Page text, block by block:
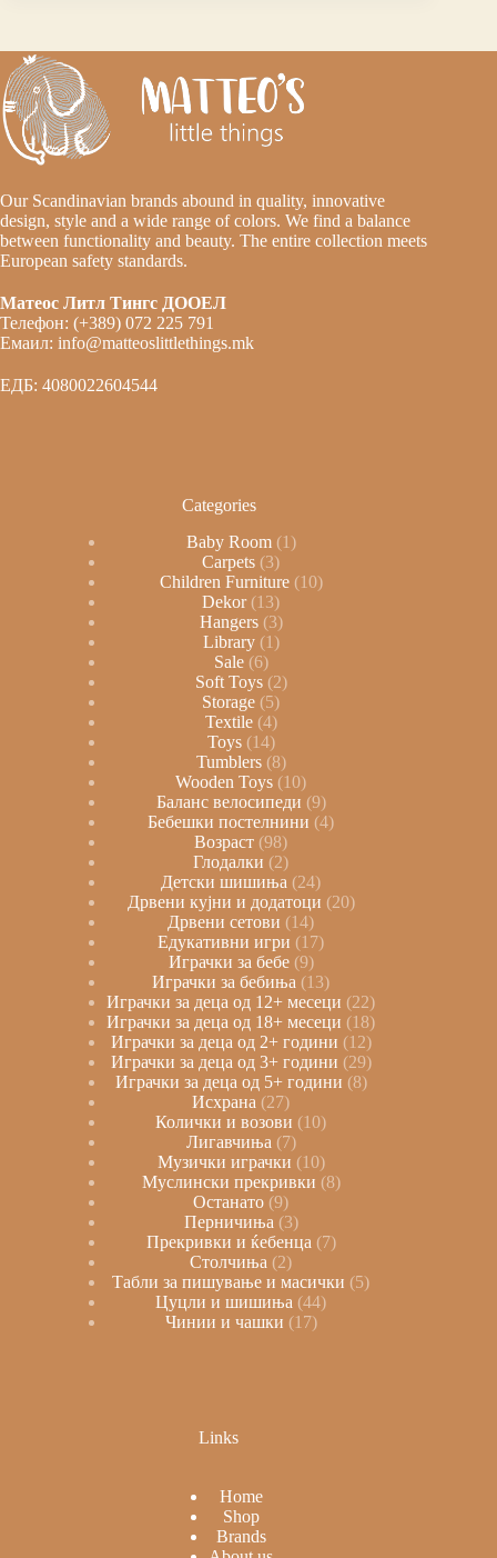
Our Scandinavian brands abound in quality, innovative
design, style and a wide range of colors. We find a balance
between functionality and beauty. The entire collection meets
European safety standards.
Матеос Литл Тингс ДООЕЛ
Телефон: (+389) 072 225 791
Емаил: info@matteoslittlethings.mk
ЕДБ: 4080022604544
Categories
Baby Room 1
Carpets 3
Children Furniture 10
Dekor
13
Hangers 3
Library 1
Sale 6
Soft Toys 2
Storage 5
Textile 4
Toys 14
Tumblers 8
Wooden Toys
10
Баланс велосипеди 9
Бебешки постелнини 4
Возраст 98
Глодалки
2
Детски шишиња
24
Дрвени кујни и додатоци 20
Дрвени сетови
14
Едукативни игри
17
Играчки за бебе 9
Играчки за бебиња
13
Играчки за деца од 12+ месеци
22
Играчки за деца од 18+ месеци
18
Играчки за деца од 2+ години 12
Играчки за деца од 3+ години 29
Играчки за деца од 5+ години 8
Исхрана
27
Колички и возови
10
Лигавчиња 7
Музички играчки 10
Муслински прекривки 8
Останато 9
Перничиња 3
Прекривки и ќебенца 7
Столчиња
2
Табли за пишување и масички
5
Цуцли и шишиња 44
Чинии и чашки 17
Links
Home
Shop
Brands